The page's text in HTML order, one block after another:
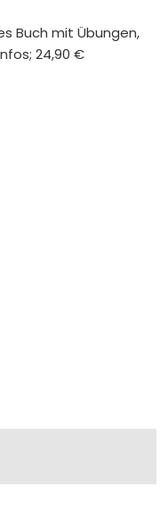
Buch mit Übungen,
24,90 €